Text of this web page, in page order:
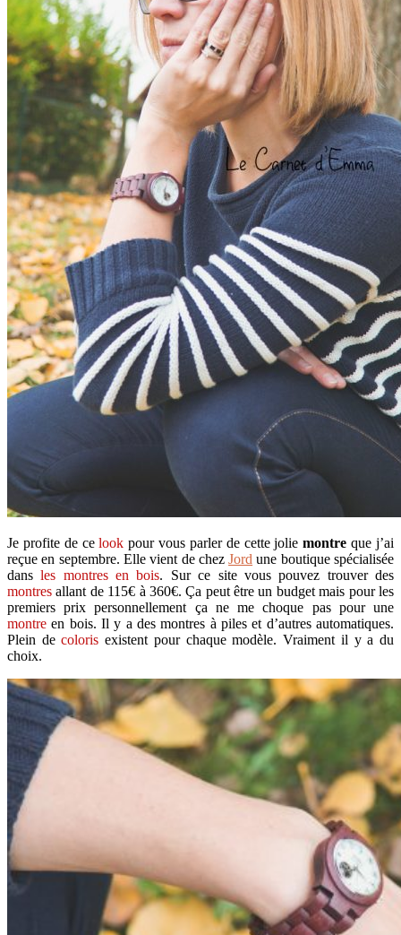
Je profite de celook pour vous parler de cette joliemontre que j’ai
reçue en septembre. Elle vient de chezJord une boutique spécialisée
dansles montres en bois. Sur ce site vous pouvez trouver des
montres allant de 115€ à 360€. Ça peut être un budget mais pour les
premiers prix personnellement ça ne me choque pas pour une
montre en bois. Il y a des montres à piles et d’autres automatiques.
Plein decoloris existent pour chaque modèle. Vraiment il y a du
choix.